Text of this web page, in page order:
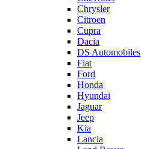
Chrysler
Citroen
Cupra
Dacia
DS Automobiles
Fiat
Ford
Honda
Hyundai
Jaguar
Jeep
Kia
Lancia